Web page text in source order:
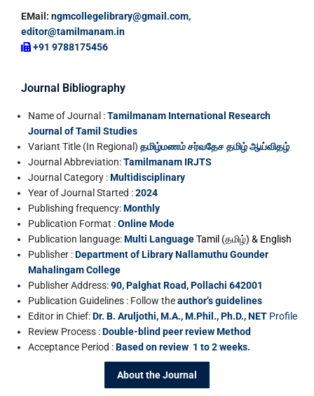
EMail: ngmcollegelibrary@gmail.com,
editor@tamilmanam.in
+91 9788175456
Journal Bibliography
Name of Journal :Tamilmanam International Research
Journal of Tamil Studies
Variant Title (In Regional) தமிழ்மணம் சர்வதேச தமிழ் ஆய்விதழ்
Journal Abbreviation:Tamilmanam IRJTS
Journal Category :Multidisciplinary
Year of Journal Started :2024
Publishing frequency:Monthly
Publication Format :Online Mode
Publication language:Multi LanguageTamil (தமிழ்) & English
Publisher :Department of Library Nallamuthu Gounder
Mahalingam College
Publisher Address:90, Palghat Road, Pollachi 642001
Publication Guidelines : Follow theauthor’s guidelines
Editor in Chief:Dr. B. Aruljothi, M.A., M.Phil., Ph.D., NET Profile
Review Process :Double-blind peer review Method
Acceptance Period :Based on review 1 to 2 weeks.
About the Journal